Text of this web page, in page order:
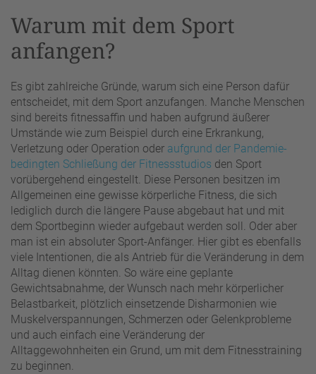
Warum mit dem Sport
anfangen?
Es gibt zahlreiche Gründe, warum sich eine Person dafür
entscheidet, mit dem Sport anzufangen. Manche Menschen
sind bereits fitnessaffin und haben aufgrund äußerer
Umstände wie zum Beispiel durch eine Erkrankung,
Verletzung oder Operation oder aufgrund der Pandemie-
bedingten Schließung der Fitnessstudios den Sport
vorübergehend eingestellt. Diese Personen besitzen im
Allgemeinen eine gewisse körperliche Fitness, die sich
lediglich durch die längere Pause abgebaut hat und mit
dem Sportbeginn wieder aufgebaut werden soll. Oder aber
man ist ein absoluter Sport-Anfänger. Hier gibt es ebenfalls
viele Intentionen, die als Antrieb für die Veränderung in dem
Alltag dienen könnten. So wäre eine geplante
Gewichtsabnahme, der Wunsch nach mehr körperlicher
Belastbarkeit, plötzlich einsetzende Disharmonien wie
Muskelverspannungen, Schmerzen oder Gelenkprobleme
und auch einfach eine Veränderung der
Alltaggewohnheiten ein Grund, um mit dem Fitnesstraining
zu beginnen.